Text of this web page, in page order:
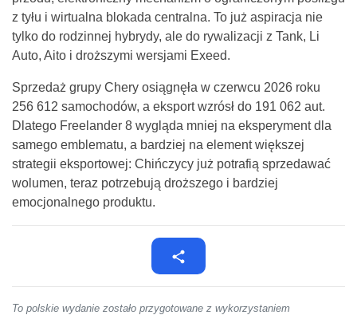
z tyłu i wirtualna blokada centralna. To już aspiracja nie
tylko do rodzinnej hybrydy, ale do rywalizacji z Tank, Li
Auto, Aito i droższymi wersjami Exeed.
Sprzedaż grupy Chery osiągnęła w czerwcu 2026 roku
256 612 samochodów, a eksport wzrósł do 191 062 aut.
Dlatego Freelander 8 wygląda mniej na eksperyment dla
samego emblematu, a bardziej na element większej
strategii eksportowej: Chińczycy już potrafią sprzedawać
wolumen, teraz potrzebują droższego i bardziej
emocjonalnego produktu.
To polskie wydanie zostało przygotowane z wykorzystaniem